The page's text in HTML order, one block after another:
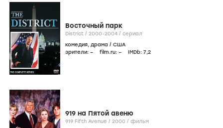
Восточный парк
District / 2000-2004 / сериал
комедия, драма / США
зрители: – film.ru: – IMDb: 7,2
919 на Пятой авеню
919 Fifth Avenue / 2000 / фильм